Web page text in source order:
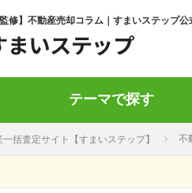
監修】不動産売却コラム｜すまいステップ公
テーマで探す
一括査定サイト【すまいステップ】 不